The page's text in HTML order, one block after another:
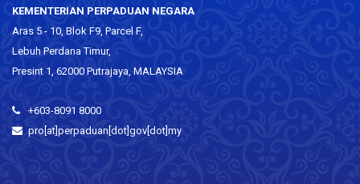
KEMENTERIAN PERPADUAN NEGARA
Aras 5 - 10, Blok F9, Parcel F,
Lebuh Perdana Timur,
Presint 1, 62000 Putrajaya, MALAYSIA
+603-8091 8000
pro[at]perpaduan[dot]gov[dot]my